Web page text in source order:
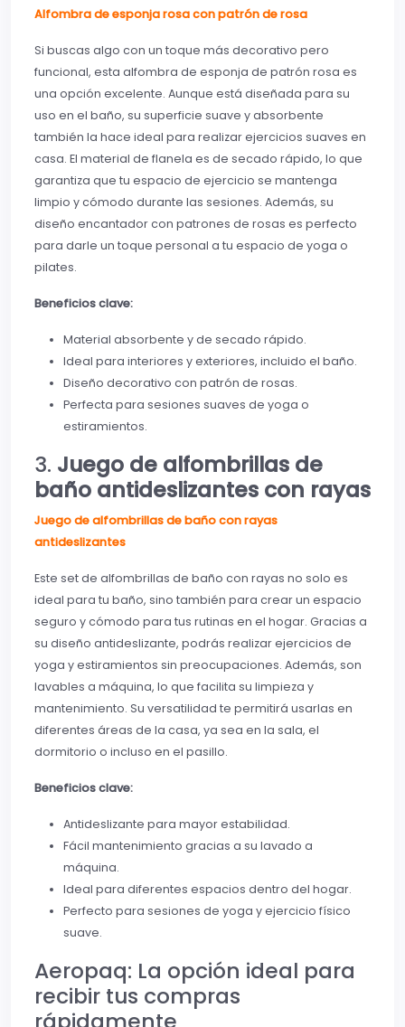
Alfombra de esponja rosa con patrón de rosa
Si buscas algo con un toque más decorativo pero
funcional, esta alfombra de esponja de patrón rosa es
una opción excelente. Aunque está diseñada para su
uso en el baño, su superficie suave y absorbente
también la hace ideal para realizar ejercicios suaves en
casa. El material de flanela es de secado rápido, lo que
garantiza que tu espacio de ejercicio se mantenga
limpio y cómodo durante las sesiones. Además, su
diseño encantador con patrones de rosas es perfecto
para darle un toque personal a tu espacio de yoga o
pilates.
Beneficios clave:
Material absorbente y de secado rápido.
Ideal para interiores y exteriores, incluido el baño.
Diseño decorativo con patrón de rosas.
Perfecta para sesiones suaves de yoga o
estiramientos.
3. Juego de alfombrillas de
baño antideslizantes con rayas
Juego de alfombrillas de baño con rayas
antideslizantes
Este set de alfombrillas de baño con rayas no solo es
ideal para tu baño, sino también para crear un espacio
seguro y cómodo para tus rutinas en el hogar. Gracias a
su diseño antideslizante, podrás realizar ejercicios de
yoga y estiramientos sin preocupaciones. Además, son
lavables a máquina, lo que facilita su limpieza y
mantenimiento. Su versatilidad te permitirá usarlas en
diferentes áreas de la casa, ya sea en la sala, el
dormitorio o incluso en el pasillo.
Beneficios clave:
Antideslizante para mayor estabilidad.
Fácil mantenimiento gracias a su lavado a
máquina.
Ideal para diferentes espacios dentro del hogar.
Perfecto para sesiones de yoga y ejercicio físico
suave.
Aeropaq: La opción ideal para
recibir tus compras